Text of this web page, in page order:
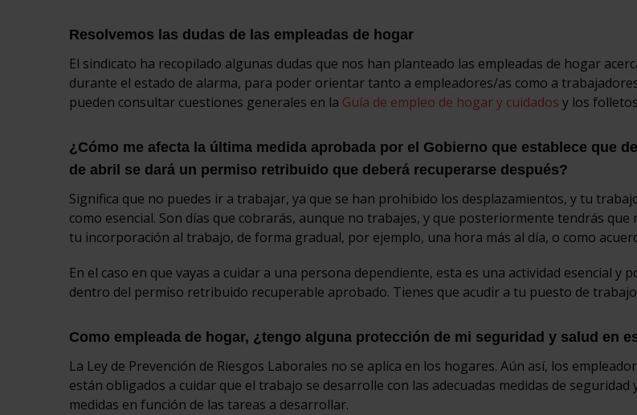
Resolvemos las dudas de las empleadas de hogar
El sindicato ha recopilado algunas dudas que nos han planteado las empleadas de hogar
durante el estado de alarma, para poder orientar tanto a empleadores/as como a
pueden consultar cuestiones generales en la Guía de empleo de hogar y cuidados y los folletos
¿Cómo me afecta la última medida aprobada por el Gobierno que establece que
de abril se dará un permiso retribuido que deberá recuperarse después?
Significa que no puedes ir a trabajar, ya que se han prohibido los desplazamientos, y tu
como esencial. Son días que cobrarás, aunque no trabajes, y que posteriormente tendrás
tu incorporación al trabajo, de forma gradual, por ejemplo, una hora más al día, o como
En el caso en que vayas a cuidar a una persona dependiente, esta es una actividad esencial y
dentro del permiso retribuido recuperable aprobado. Tienes que acudir a tu puesto de
Como empleada de hogar, ¿tengo alguna protección de mi seguridad y salud en
La Ley de Prevención de Riesgos Laborales no se aplica en los hogares. Aún así, los
están obligados a cuidar que el trabajo se desarrolle con las adecuadas medidas de seguridad
medidas en función de las tareas a desarrollar.